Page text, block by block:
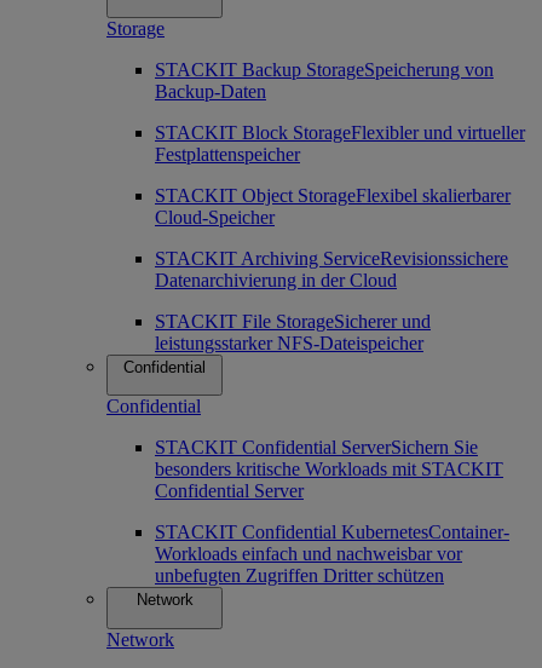
Storage
STACKIT Backup StorageSpeicherung von
Backup-Daten
STACKIT Block StorageFlexibler und virtueller
Festplattenspeicher
STACKIT Object StorageFlexibel skalierbarer
Cloud-Speicher
STACKIT Archiving ServiceRevisionssichere
Datenarchivierung in der Cloud
STACKIT File StorageSicherer und
leistungsstarker NFS-Dateispeicher
Confidential
Confidential
STACKIT Confidential ServerSichern Sie
besonders kritische Workloads mit STACKIT
Confidential Server
STACKIT Confidential KubernetesContainer-
Workloads einfach und nachweisbar vor
unbefugten Zugriffen Dritter schützen
Network
Network